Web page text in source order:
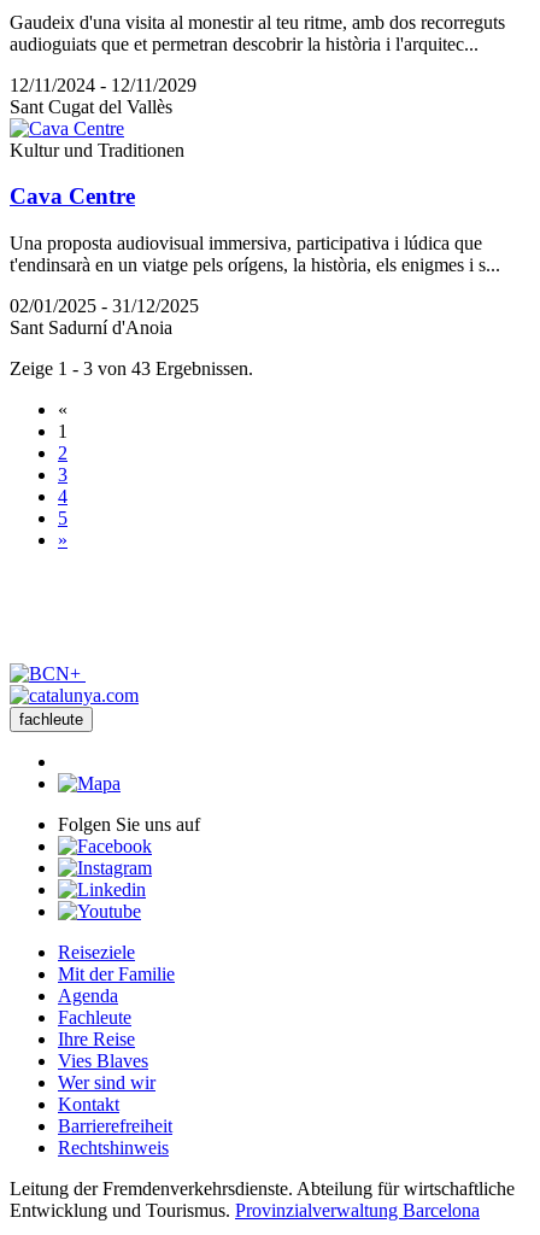
Gaudeix d'una visita al monestir al teu ritme, amb dos recorreguts
audioguiats que et permetran descobrir la història i l'arquitec...
12/11/2024 - 12/11/2029
Sant Cugat del Vallès
Kultur und Traditionen
Cava Centre
Una proposta audiovisual immersiva, participativa i lúdica que
t'endinsarà en un viatge pels orígens, la història, els enigmes i s...
02/01/2025 - 31/12/2025
Sant Sadurní d'Anoia
Zeige 1 - 3 von 43 Ergebnissen.
«
1
2
3
4
5
»
fachleute
Folgen Sie uns auf
Reiseziele
Mit der Familie
Agenda
Fachleute
Ihre Reise
Vies Blaves
Wer sind wir
Kontakt
Barrierefreiheit
Rechtshinweis
Leitung der Fremdenverkehrsdienste. Abteilung für wirtschaftliche
Entwicklung und Tourismus. Provinzialverwaltung Barcelona